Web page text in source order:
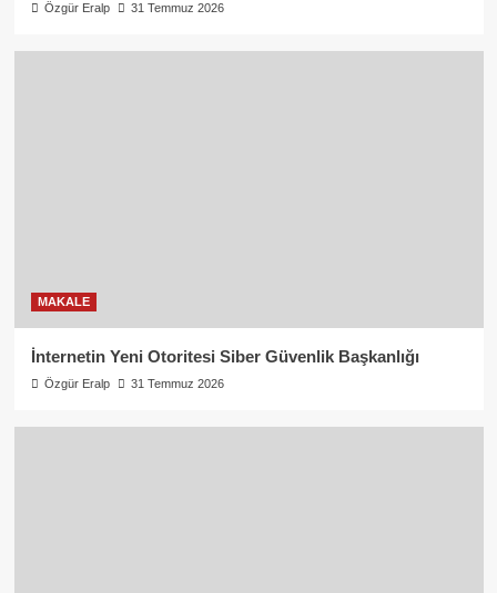
Özgür Eralp 31 Temmuz 2026
MAKALE
İnternetin Yeni Otoritesi Siber Güvenlik Başkanlığı
Özgür Eralp 31 Temmuz 2026